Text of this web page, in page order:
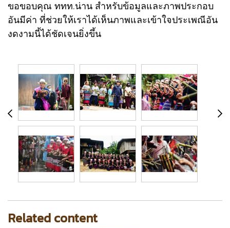
ขอขอบคุณ ททท.น่าน สำหรับข้อมูลและภาพประกอบ
อันมีค่า ที่ช่วยให้เราได้เห็นภาพและเข้าใจประเพณีอัน
งดงามนี้ได้ชัดเจนยิ่งขึ้น
Related content